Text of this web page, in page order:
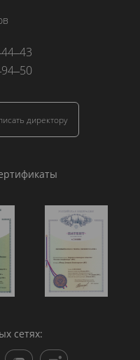
директору
сетях: